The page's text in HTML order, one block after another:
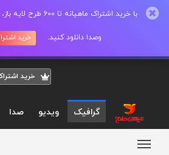
با خرید اشتراک
وصدا دانلود کنید. خرید
خريد
گرافیک ویدیو صدا